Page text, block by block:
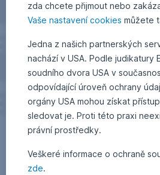
zda chcete přijmout nebo
Vaše nastavení cookies můžete
Jedna z našich partnerských
nachází v USA. Podle judikatury
soudního dvora USA v
odpovídající úroveň ochrany
orgány USA mohou získat
sledovat je. Proti této praxi
právní prostředky.
Veškeré informace o ochraně
zde.